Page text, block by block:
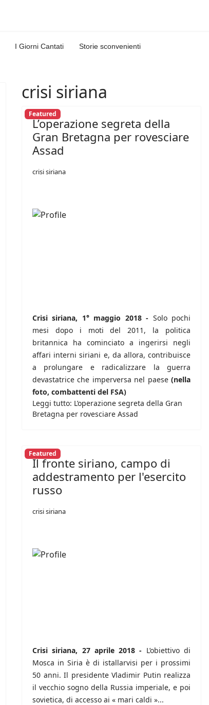
I Giorni Cantati Storie sconvenienti
crisi siriana
Featured
L’operazione segreta della
Gran Bretagna per rovesciare
Assad
crisi siriana
Crisi siriana, 1° maggio 2018 - Solo pochi
mesi dopo i moti del 2011, la politica
britannica ha cominciato a ingerirsi negli
affari interni siriani e, da allora, contribuisce
a prolungare e radicalizzare la guerra
devastatrice che imperversa nel paese (nella
foto, combattenti del FSA)
Leggi tutto: L’operazione segreta della Gran
Bretagna per rovesciare Assad
Featured
Il fronte siriano, campo di
addestramento per l'esercito
russo
crisi siriana
Crisi siriana, 27 aprile 2018 - L’obiettivo di
Mosca in Siria è di istallarvisi per i prossimi
50 anni. Il presidente Vladimir Putin realizza
il vecchio sogno della Russia imperiale, e poi
sovietica, di accesso ai « mari caldi »...